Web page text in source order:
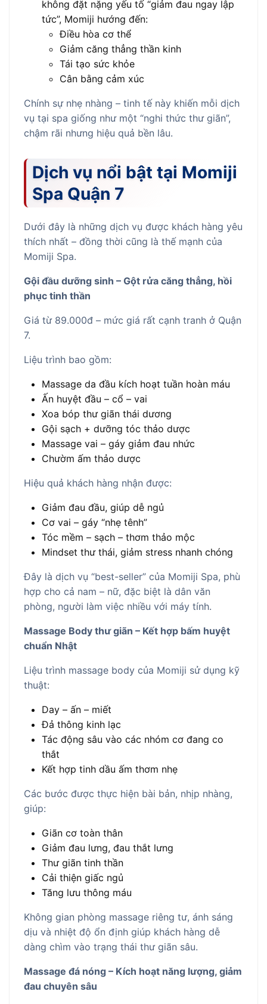
không đặt nặng yếu tố “giảm đau ngay lập
tức”, Momiji hướng đến:
Điều hòa cơ thể
Giảm căng thẳng thần kinh
Tái tạo sức khỏe
Cân bằng cảm xúc
Chính sự nhẹ nhàng – tinh tế này khiến mỗi dịch
vụ tại spa giống như một “nghi thức thư giãn”,
chậm rãi nhưng hiệu quả bền lâu.
Dịch vụ nổi bật tại Momiji
Spa Quận 7
Dưới đây là những dịch vụ được khách hàng yêu
thích nhất – đồng thời cũng là thế mạnh của
Momiji Spa.
Gội đầu dưỡng sinh – Gột rửa căng thẳng, hồi
phục tinh thần
Giá từ 89.000đ – mức giá rất cạnh tranh ở Quận
7.
Liệu trình bao gồm:
Massage da đầu kích hoạt tuần hoàn máu
Ấn huyệt đầu – cổ – vai
Xoa bóp thư giãn thái dương
Gội sạch + dưỡng tóc thảo dược
Massage vai – gáy giảm đau nhức
Chườm ấm thảo dược
Hiệu quả khách hàng nhận được:
Giảm đau đầu, giúp dễ ngủ
Cơ vai – gáy “nhẹ tênh”
Tóc mềm – sạch – thơm thảo mộc
Mindset thư thái, giảm stress nhanh chóng
Đây là dịch vụ “best-seller” của Momiji Spa, phù
hợp cho cả nam – nữ, đặc biệt là dân văn
phòng, người làm việc nhiều với máy tính.
Massage Body thư giãn – Kết hợp bấm huyệt
chuẩn Nhật
Liệu trình massage body của Momiji sử dụng kỹ
thuật:
Day – ấn – miết
Đả thông kinh lạc
Tác động sâu vào các nhóm cơ đang co
thắt
Kết hợp tinh dầu ấm thơm nhẹ
Các bước được thực hiện bài bản, nhịp nhàng,
giúp:
Giãn cơ toàn thân
Giảm đau lưng, đau thắt lưng
Thư giãn tinh thần
Cải thiện giấc ngủ
Tăng lưu thông máu
Không gian phòng massage riêng tư, ánh sáng
dịu và nhiệt độ ổn định giúp khách hàng dễ
dàng chìm vào trạng thái thư giãn sâu.
Massage đá nóng – Kích hoạt năng lượng, giảm
đau chuyên sâu